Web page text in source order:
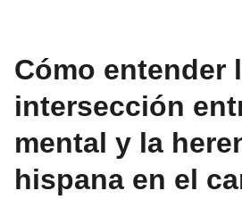
Cómo entender
intersección
mental y la
hispana en el